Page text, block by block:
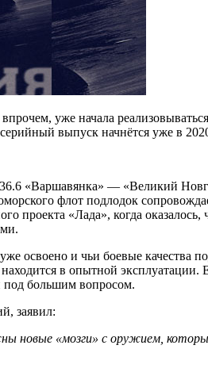
уже начала
выпуск начнётся уже в
«Варшавянка» — «Великий
флот подлодок
проекта «Лада», когда
освоено и чьи боевые качества
в опытной
под большим вопросом.
заявил:
«мозги» с оружием,